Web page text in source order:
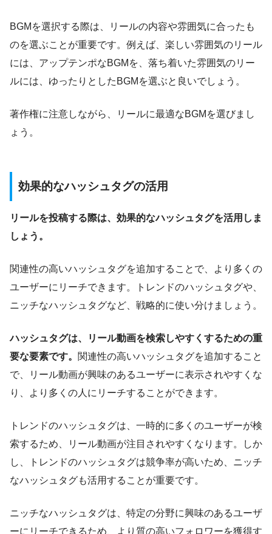
BGMを選択する際は、リールの内容や雰囲気に合ったも
のを選ぶことが重要です。例えば、楽しい雰囲気のリール
には、アップテンポなBGMを、落ち着いた雰囲気のリー
ルには、ゆったりとしたBGMを選ぶと良いでしょう。
著作権に注意しながら、リールに最適なBGMを選びまし
ょう。
効果的なハッシュタグの活用
リールを投稿する際は、効果的なハッシュタグを活用しま
しょう。
関連性の高いハッシュタグを追加することで、より多くの
ユーザーにリーチできます。トレンドのハッシュタグや、
ニッチなハッシュタグなど、戦略的に使い分けましょう。
ハッシュタグは、リール動画を検索しやすくするための重
要な要素です。 関連性の高いハッシュタグを追加すること
で、リール動画が興味のあるユーザーに表示されやすくな
り、より多くの人にリーチすることができます。
トレンドのハッシュタグは、一時的に多くのユーザーが検
索するため、リール動画が注目されやすくなります。しか
し、トレンドのハッシュタグは競争率が高いため、ニッチ
なハッシュタグも活用することが重要です。
ニッチなハッシュタグは、特定の分野に興味のあるユーザ
ーにリーチできるため、より質の高いフォロワーを獲得す